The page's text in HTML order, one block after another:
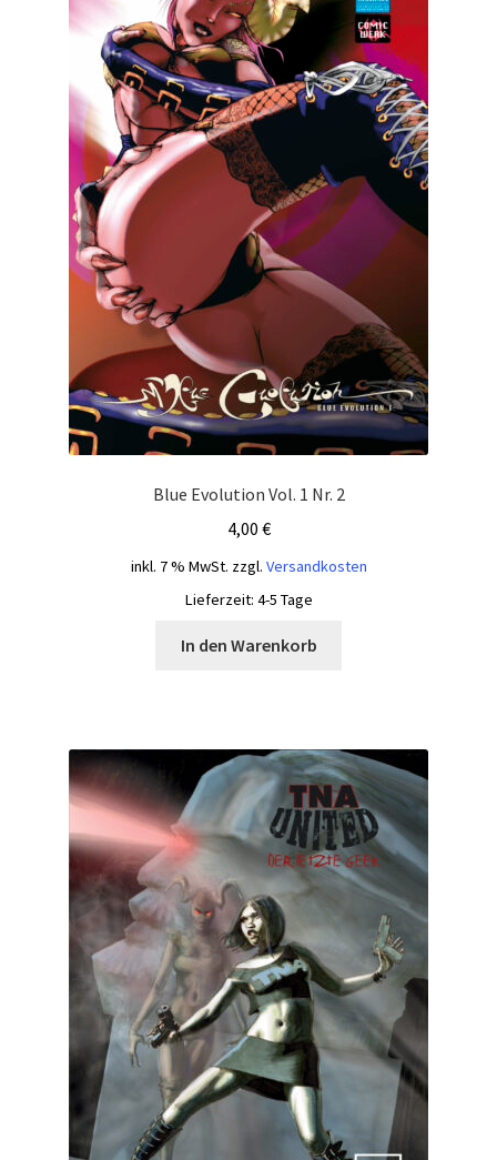
Blue Evolution Vol. 1 Nr. 2
4,00 €
inkl. 7 % MwSt. zzgl. Versandkosten
Lieferzeit: 4-5 Tage
In den Warenkorb